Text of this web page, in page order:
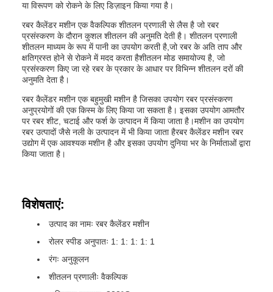
या विरूपण को रोकने के लिए डिज़ाइन किया गया है।
रबर कैलेंडर मशीन एक वैकल्पिक शीतलन प्रणाली से लैस है जो रबर
प्रसंस्करण के दौरान कुशल शीतलन की अनुमति देती है। शीतलन प्रणाली
शीतलन माध्यम के रूप में पानी का उपयोग करती है,जो रबर के अति ताप और
क्षतिग्रस्त होने से रोकने में मदद करता हैशीतलन मोड समायोज्य है, जो
प्रसंस्करण किए जा रहे रबर के प्रकार के आधार पर विभिन्न शीतलन दरों की
अनुमति देता है।
रबर कैलेंडर मशीन एक बहुमुखी मशीन है जिसका उपयोग रबर प्रसंस्करण
अनुप्रयोगों की एक किस्म के लिए किया जा सकता है। इसका उपयोग आमतौर
पर रबर शीट, चटाई और फर्श के उत्पादन में किया जाता है।मशीन का उपयोग
रबर उत्पादों जैसे नली के उत्पादन में भी किया जाता हैरबर कैलेंडर मशीन रबर
उद्योग में एक आवश्यक मशीन है और इसका उपयोग दुनिया भर के निर्माताओं द्वारा
किया जाता है।
विशेषताएं:
उत्पाद का नामः रबर कैलेंडर मशीन
रोलर स्पीड अनुपातः 1: 1: 1: 1: 1
रंगः अनुकूलन
शीतलन प्रणालीः वैकल्पिक